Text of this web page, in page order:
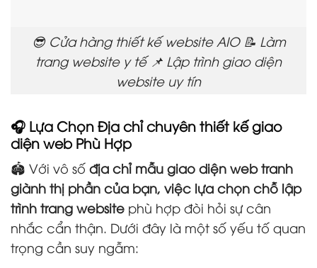
😎 Cửa hàng thiết kế website AIO 📝 Làm
trang website y tế 📌 Lập trình giao diện
website uy tín
🎧 Lựa Chọn Địa chỉ chuyên thiết kế giao
diện web Phù Hợp
🏟️ Với vô số địa chỉ mẫu giao diện web tranh
giành thị phần của bạn, việc lựa chọn chỗ lập
trình trang website phù hợp đòi hỏi sự cân
nhắc cẩn thận. Dưới đây là một số yếu tố quan
trọng cần suy ngẫm: